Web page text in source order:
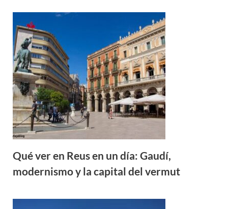
Qué ver en Reus en un día: Gaudí,
modernismo y la capital del vermut